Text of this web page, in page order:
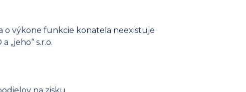
výkone funkcie konateľa neexistuje
„jeho“ s.r.o.